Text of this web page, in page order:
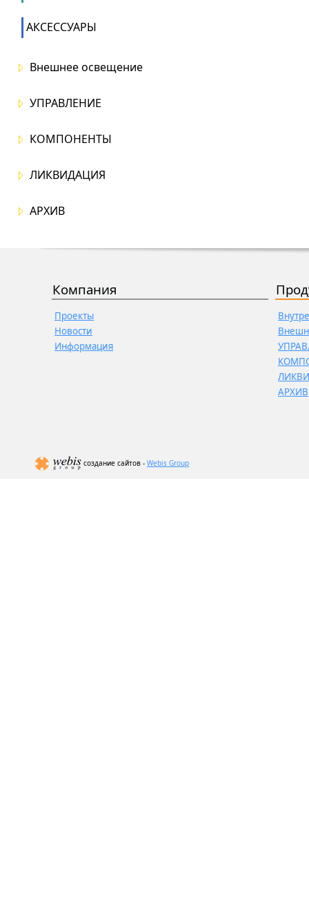
АКСЕССУАРЫ
Внешнее освещение
УПРАВЛЕНИЕ
КОМПОНЕНТЫ
ЛИКВИДАЦИЯ
АРХИВ
Компания
Проекты
Новости
Информация
АРХИВ
создание сайтов - Webis Group